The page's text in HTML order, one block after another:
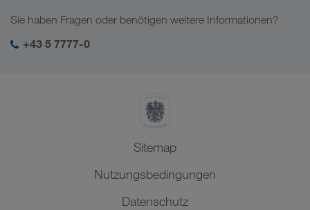
SHEQ-Management
Sie haben Fragen oder benötigen weitere Informationen?
+43 5 7777-0
Sitemap
Nutzungsbedingungen
Datenschutz